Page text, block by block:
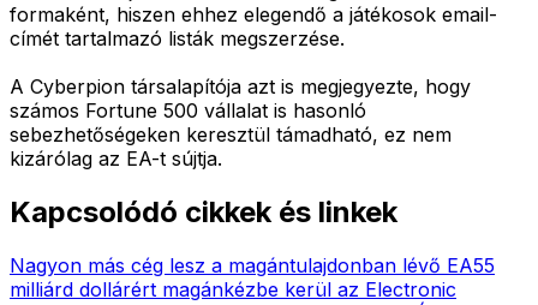
formaként, hiszen ehhez elegendő a játékosok email-
címét tartalmazó listák megszerzése.
A Cyberpion társalapítója azt is megjegyezte, hogy
számos Fortune 500 vállalat is hasonló
sebezhetőségeken keresztül támadható, ez nem
kizárólag az EA-t sújtja.
Kapcsolódó cikkek és linkek
Nagyon más cég lesz a magántulajdonban lévő EA55
milliárd dollárért magánkézbe kerül az Electronic